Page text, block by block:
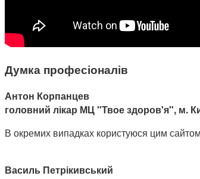
Думка професіоналів
Антон Корпанцев
головний лікар МЦ "Твое здоров'я", м.
В окремих випадках користуюся цим сайтом
Василь Петрікивський